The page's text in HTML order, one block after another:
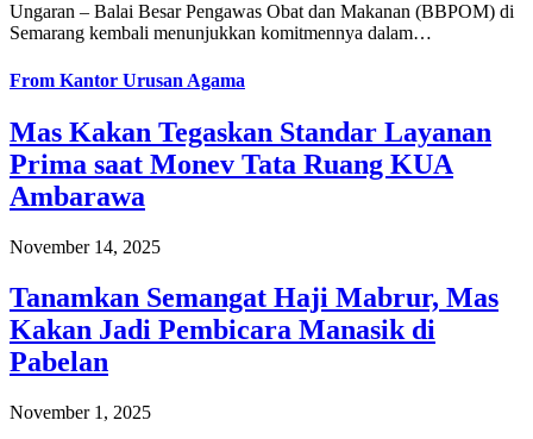
Ungaran – Balai Besar Pengawas Obat dan Makanan (BBPOM) di
Semarang kembali menunjukkan komitmennya dalam…
From Kantor Urusan Agama
Mas Kakan Tegaskan Standar Layanan
Prima saat Monev Tata Ruang KUA
Ambarawa
November 14, 2025
Tanamkan Semangat Haji Mabrur, Mas
Kakan Jadi Pembicara Manasik di
Pabelan
November 1, 2025